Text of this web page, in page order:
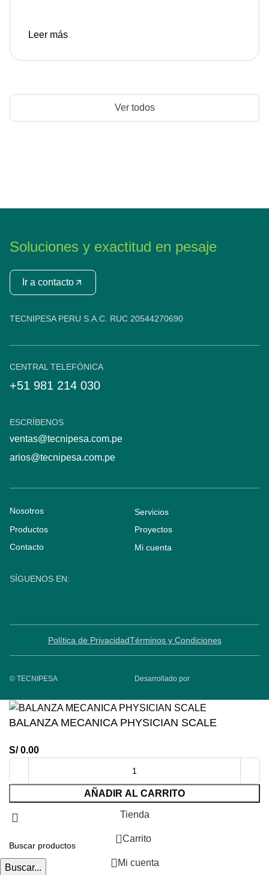
Ver todos
Leer más
Soluciones y exactitud en pesaje
Ir a contacto
TECNIPESA PERU S.A.C. RUC 20544270690
CENTRAL TELEFÓNICA
+51 981 214 030
ESCRÍBENOS
ventas@tecnipesa.com.pe
arios@tecnipesa.com.pe
Nosotros
Servicios
Productos
Proyectos
Contacto
Mi cuenta
SÍGUENOS EN:
© TECNIPESA
Política de PrivacidadTérminos y Condiciones
Desarrollado por
BALANZA MECANICA PHYSICIAN SCALE
S/0.00
AÑADIR AL CARRITO
Buscar...
Tienda
0 Carrito
Mi cuenta